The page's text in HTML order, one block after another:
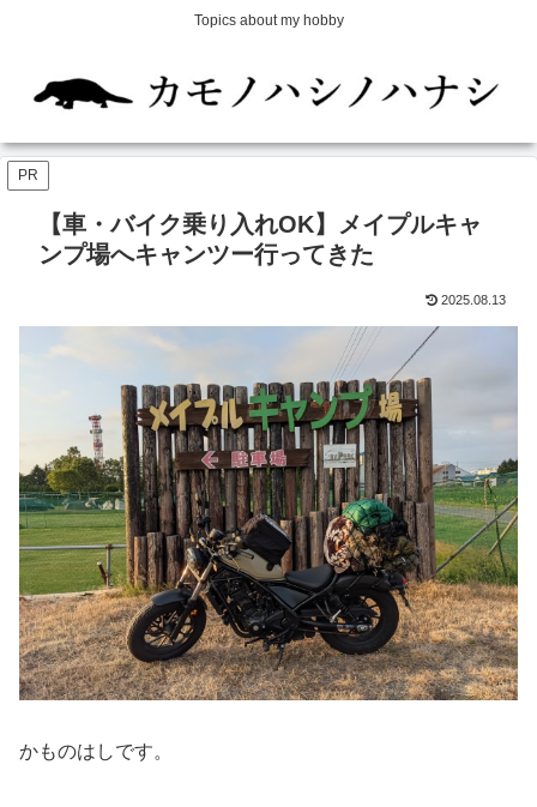
Topics about my hobby
PR
【車・バイク乗り入れOK】メイプルキャ
ンプ場へキャンツー行ってきた
2025.08.13
かものはしです。